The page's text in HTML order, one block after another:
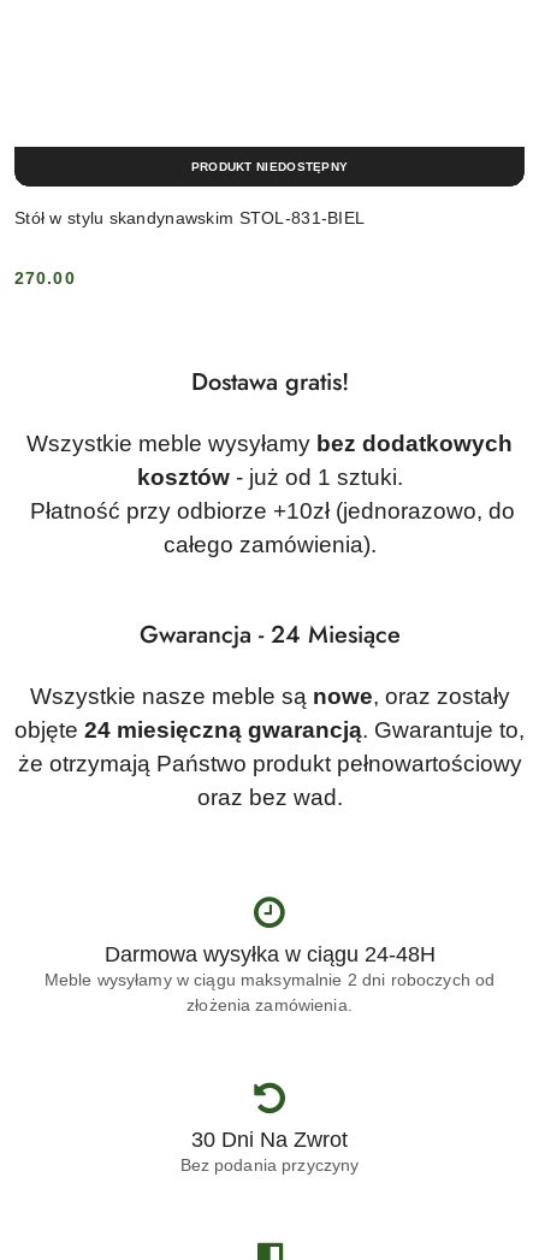
Stół w stylu skandynawskim STOL-831-BIEL
Cena:
270.00
PRODUKT NIEDOSTĘPNY
Dostawa gratis!
Wszystkie meble wysyłamy bez dodatkowych
kosztów- już od 1 sztuki.
Płatność przy odbiorze +10zł (jednorazowo, do
całego zamówienia).
Gwarancja - 24 Miesiące
Wszystkie nasze meble są nowe, oraz zostały
objęte 24 miesięczną gwarancją. Gwarantuje to,
że otrzymają Państwo produkt pełnowartościowy
oraz bez wad.
Darmowa wysyłka w ciągu 24-48H
Meble wysyłamy w ciągu maksymalnie 2 dni roboczych od
złożenia zamówienia.
30 Dni Na Zwrot
Bez podania przyczyny